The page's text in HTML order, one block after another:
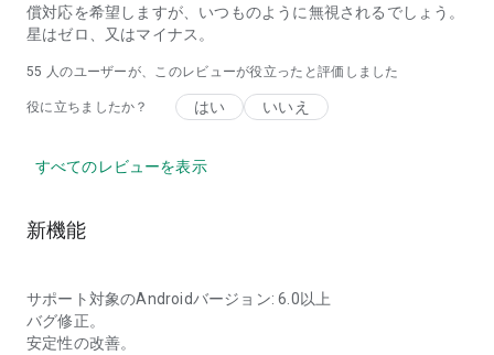
償対応を希望しますが、いつものように無視されるでしょう。
星はゼロ、又はマイナス。
55 人のユーザーが、このレビューが役立ったと評価しました
役に立ちましたか？ はい いいえ
すべてのレビューを表示
新機能
サポート対象のAndroidバージョン: 6.0以上
バグ修正。
安定性の改善。